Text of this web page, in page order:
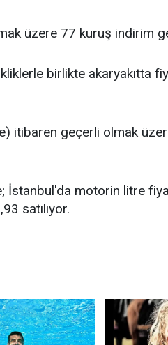
üzere 77 kuruş indirim
birlikte akaryakıtta
itibaren geçerli olmak
İstanbul'da motorin litre
satılıyor.